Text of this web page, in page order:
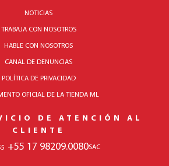
NOTICIAS
TRABAJA CON NOSOTROS
HABLE CON NOSOTROS
CANAL DE DENUNCIAS
POLÍTICA DE PRIVACIDAD
OFICIAL DE LA TIENDA ML
DE ATENCIÓN AL
CLIENTE
+55 17 98209.0080SAC